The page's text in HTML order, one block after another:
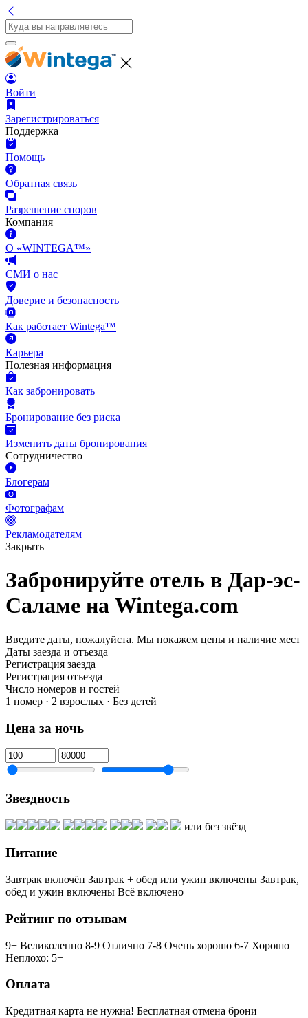
Войти
Зарегистрироваться
Поддержка
Помощь
Обратная связь
Разрешение споров
Компания
О «WINTEGA™»
СМИ о нас
Доверие и безопасность
Как работает Wintega™
Карьера
Полезная информация
Как забронировать
Бронирование без риска
Изменить даты бронирования
Сотрудничество
Блогерам
Фотографам
Рекламодателям
Закрыть
Забронируйте отель в Дар-эс-
Саламе на Wintega.com
Введите даты, пожалуйста. Мы покажем цены и наличие мест
Даты заезда и отъезда
Регистрация заезда
Регистрация отъезда
Число номеров и гостей
1 номер · 2 взрослых · Без детей
Цена за ночь
Звездность
или без звёзд
Питание
Завтрак включён Завтрак + обед или ужин включены Завтрак,
обед и ужин включены Всё включено
Рейтинг по отзывам
9+ Великолепно 8-9 Отлично 7-8 Очень хорошо 6-7 Хорошо
Неплохо: 5+
Оплата
Кредитная карта не нужна! Бесплатная отмена брони